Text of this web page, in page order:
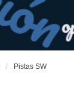
Pistas SW